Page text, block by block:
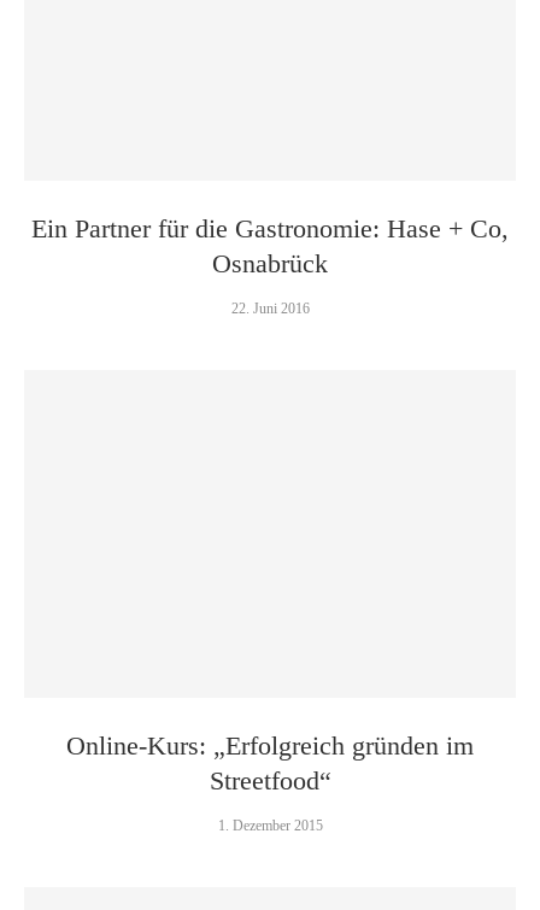
Ein Partner für die Gastronomie: Hase + Co,
Osnabrück
22. Juni 2016
Online-Kurs: „Erfolgreich gründen im
Streetfood“
1. Dezember 2015